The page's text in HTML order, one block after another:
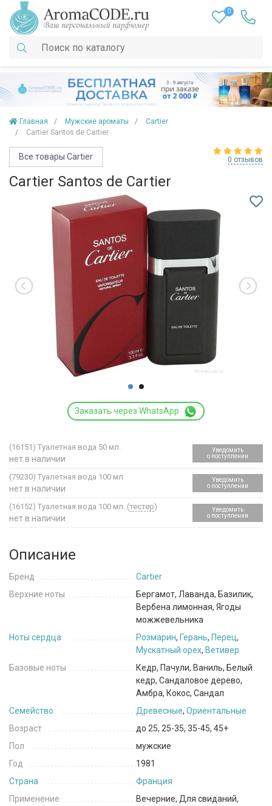
0
Главная Мужские ароматы
Cartier
Cartier Santos de Cartier
Все товары Cartier 0 отзывов
Cartier Santos de Cartier
Заказать через WhatsApp
(16151) Туалетная вода 50 мл.
нет в наличии
Уведомить
о поступлении
(79230) Туалетная вода 100 мл
нет в наличии
Уведомить
о поступлении
(16152) Туалетная вода 100 мл. (тестер)
нет в наличии
Уведомить
о поступлении
Описание
Бренд
Cartier
Верхние ноты
Бергамот, Лаванда, Базилик,
Вербена лимонная, Ягоды
можжевельника
Ноты сердца
Розмарин, Герань, Перец,
Мускатный орех, Ветивер
Базовые ноты
Кедр, Пачули, Ваниль, Белый
кедр, Сандаловое дерево,
Амбра, Кокос, Сандал
Семейство
Древесные, Ориентальные
Возраст
до 25, 25-35, 35-45, 45+
Пол
мужские
Год
1981
Страна
Франция
Применение
Вечерние, Для свиданий,